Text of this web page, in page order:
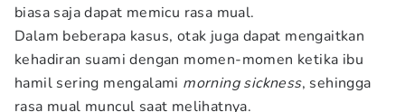
biasa saja dapat memicu rasa mual.
Dalam beberapa kasus, otak juga dapat mengaitkan
kehadiran suami dengan momen-momen ketika ibu
hamil sering mengalami morning sickness, sehingga
rasa mual muncul saat melihatnya.